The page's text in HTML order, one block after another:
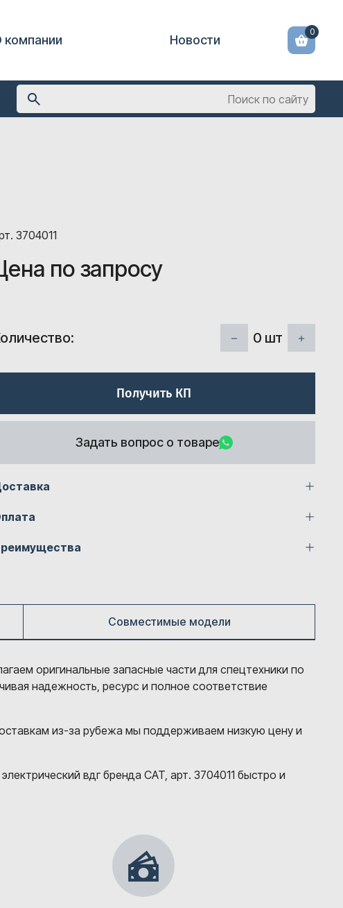
компании Новости
0
3704011
по запросу
0 шт
Получить КП
Задать вопрос о товаре
Совместимые модели
оригинальные запасные части для спецтехники по
надежность, ресурс и полное соответствие
из-за рубежа мы поддерживаем низкую цену и
вдг бренда CAT, арт. 3704011 быстро и